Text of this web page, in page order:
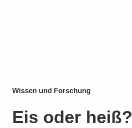
Wissen und Forschung
Eis oder heiß?